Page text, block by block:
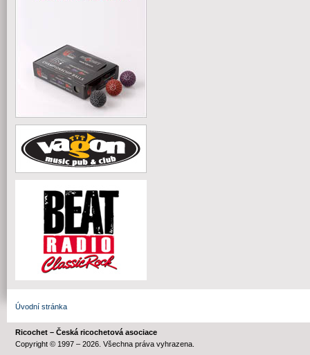
Úvodní stránka
Ricochet – Česká ricochetová asociace
Copyright © 1997 – 2026. Všechna práva vyhrazena.